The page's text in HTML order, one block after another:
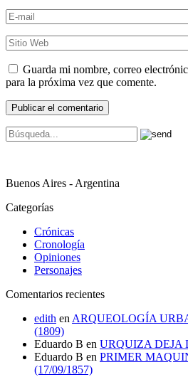
Guarda mi nombre, correo
para la próxima vez que comente.
Buenos Aires - Argentina
Categorías
Crónicas
Cronología
Opiniones
Personajes
Comentarios recientes
edith en ARQUEOLOGÍA
(1809)
Eduardo B en URQUIZA DEJA
Eduardo B en PRIMER
(17/09/1857)